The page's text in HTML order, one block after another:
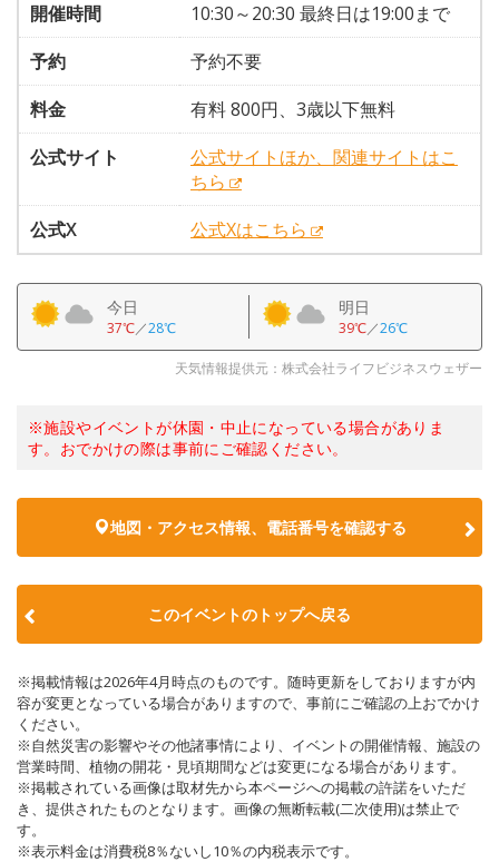
開催時間
10:30～20:30 最終日は19:00まで
予約
予約不要
料金
有料 800円、3歳以下無料
公式サイト
公式サイトほか、関連サイトはこ
ちら
公式X
公式Xはこちら
今日
37℃／28℃
明日
39℃／26℃
天気情報提供元：株式会社ライフビジネスウェザー
※施設やイベントが休園・中止になっている場合がありま
す。おでかけの際は事前にご確認ください。
地図・アクセス情報、電話番号を確認する
このイベントのトップへ戻る
※掲載情報は2026年4月時点のものです。随時更新をしておりますが内
容が変更となっている場合がありますので、事前にご確認の上おでかけ
ください。
※自然災害の影響やその他諸事情により、イベントの開催情報、施設の
営業時間、植物の開花・見頃期間などは変更になる場合があります。
※掲載されている画像は取材先から本ページへの掲載の許諾をいただ
き、提供されたものとなります。画像の無断転載(二次使用)は禁止で
す。
※表示料金は消費税8％ないし10％の内税表示です。